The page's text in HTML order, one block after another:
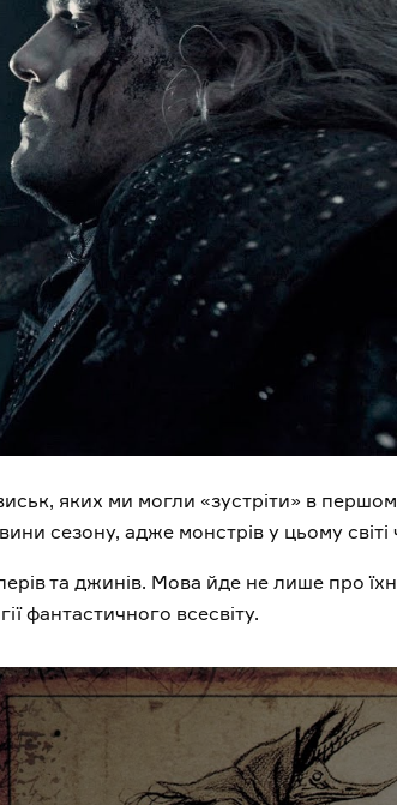
яких ми могли «зустріти» в
сезону, адже монстрів у цьому
та джинів. Мова йде не лише про
фантастичного всесвіту.